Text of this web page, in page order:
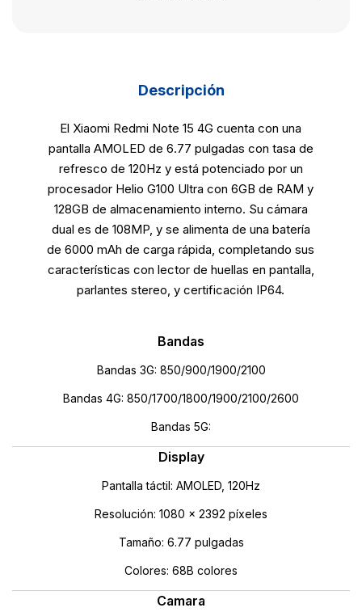
Descripción
El Xiaomi Redmi Note 15 4G cuenta con una
pantalla AMOLED de 6.77 pulgadas con tasa de
refresco de 120Hz y está potenciado por un
procesador Helio G100 Ultra con 6GB de RAM y
128GB de almacenamiento interno. Su cámara
dual es de 108MP, y se alimenta de una batería
de 6000 mAh de carga rápida, completando sus
características con lector de huellas en pantalla,
parlantes stereo, y certificación IP64.
Bandas
Bandas 3G: 850/900/1900/2100
Bandas 4G: 850/1700/1800/1900/2100/2600
Bandas 5G:
Display
Pantalla táctil: AMOLED, 120Hz
Resolución: 1080 x 2392 píxeles
Tamaño: 6.77 pulgadas
Colores: 68B colores
Camara